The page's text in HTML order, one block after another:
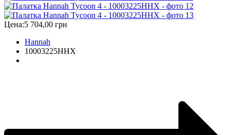
Цена:5 704,00 грн
Hannah
10003225HHX